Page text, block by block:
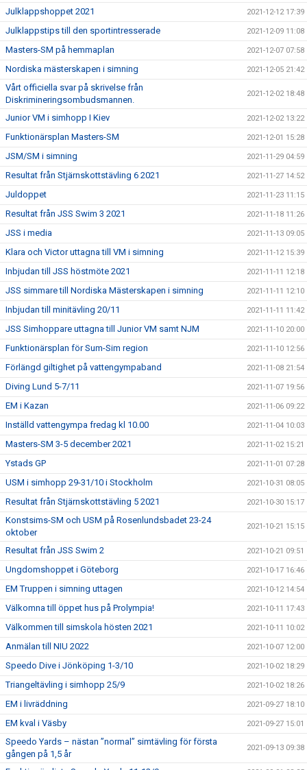
Julklappshoppet 2021 2021-12-12 17:39
Julklappstips till den sportintresserade 2021-12-09 11:08
Masters-SM på hemmaplan 2021-12-07 07:58
Nordiska mästerskapen i simning 2021-12-05 21:42
Vårt officiella svar på skrivelse från
Diskrimineringsombudsmannen.
2021-12-02 18:48
Junior VM i simhopp I Kiev 2021-12-02 13:22
Funktionärsplan Masters-SM 2021-12-01 15:28
JSM/SM i simning 2021-11-29 04:59
Resultat från Stjärnskottstävling 6 2021 2021-11-27 14:52
Juldoppet 2021-11-23 11:15
Resultat från JSS Swim 3 2021 2021-11-18 11:26
JSS i media 2021-11-13 09:05
Klara och Victor uttagna till VM i simning 2021-11-12 15:39
Inbjudan till JSS höstmöte 2021 2021-11-11 12:18
JSS simmare till Nordiska Mästerskapen i simning 2021-11-11 12:10
Inbjudan till minitävling 20/11 2021-11-11 11:42
JSS Simhoppare uttagna till Junior VM samt NJM 2021-11-10 20:00
Funktionärsplan för Sum-Sim region 2021-11-10 12:56
Förlängd giltighet på vattengympaband 2021-11-08 21:54
Diving Lund 5-7/11 2021-11-07 19:56
EM i Kazan 2021-11-06 09:22
Inställd vattengympa fredag kl 10.00 2021-11-04 10:03
Masters-SM 3-5 december 2021 2021-11-02 15:21
Ystads GP 2021-11-01 07:28
USM i simhopp 29-31/10 i Stockholm 2021-10-31 08:05
Resultat från Stjärnskottstävling 5 2021 2021-10-30 15:17
Konstsims-SM och USM på Rosenlundsbadet 23-24
oktober
2021-10-21 15:15
Resultat från JSS Swim 2 2021-10-21 09:51
Ungdomshoppet i Göteborg 2021-10-17 16:46
EM Truppen i simning uttagen 2021-10-12 14:54
Välkomna till öppet hus på Prolympia! 2021-10-11 17:43
Välkommen till simskola hösten 2021 2021-10-11 10:02
Anmälan till NIU 2022 2021-10-07 12:00
Speedo Dive i Jönköping 1-3/10 2021-10-02 18:29
Triangeltävling i simhopp 25/9 2021-10-02 18:26
EM i livräddning 2021-09-27 18:10
EM kval i Väsby 2021-09-27 15:01
Speedo Yards – nästan ”normal” simtävling för första
gången på 1,5 år
2021-09-13 09:38